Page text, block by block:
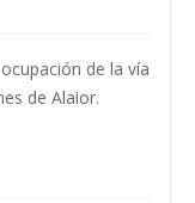
de la vía
de Alaior.